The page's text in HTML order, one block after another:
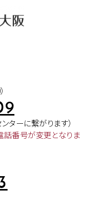
ターに繋がります）
話番号が変更となりま